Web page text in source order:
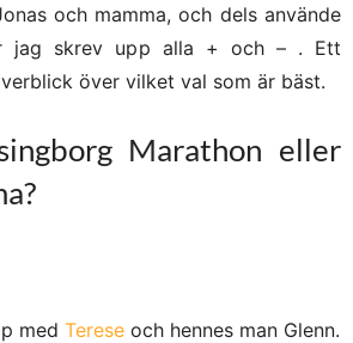
och mamma, och dels använde
jag skrev upp alla + och – . Ett
över vilket val som är bäst.
Marathon eller
med Terese och hennes man Glenn.